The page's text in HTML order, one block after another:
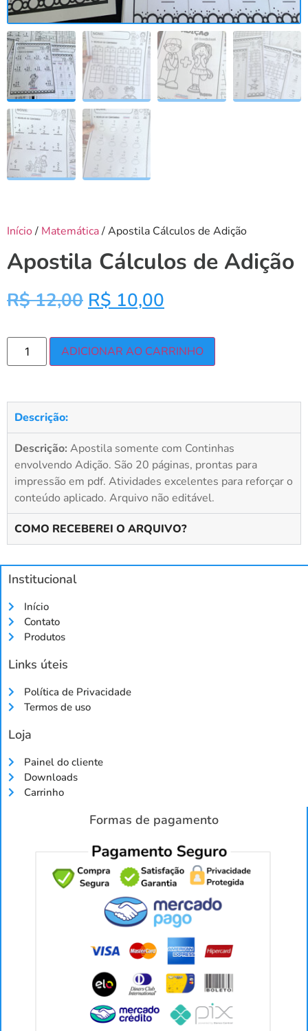
Início/ Matemática/ Apostila Cálculos de Adição
Apostila Cálculos de Adição
R$12,00 R$ 10,00
ADICIONAR AO CARRINHO
Descrição:
Descrição: Apostila somente com Continhas
envolvendo Adição. São 20 páginas, prontas para
impressão em pdf. Atividades excelentes para reforçar o
conteúdo aplicado. Arquivo não editável.
COMO RECEBEREI O ARQUIVO?
Institucional
Início
Contato
Produtos
Links úteis
Política de Privacidade
Termos de uso
Loja
Painel do cliente
Downloads
Carrinho
Formas de pagamento